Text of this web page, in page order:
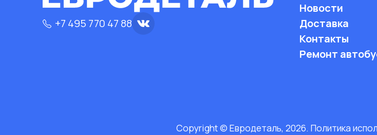
+7 495 770 47 88
Новости
Доставка
Контакты
Ремонт
Copyright © Евродеталь, 2026. Политика